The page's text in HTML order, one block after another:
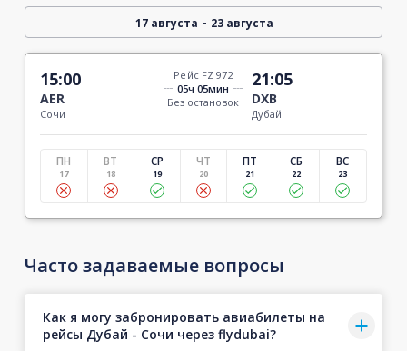
17 августа - 23 августа
15:00
AER
Сочи
Рейс FZ 972
05ч 05мин
Без остановок
21:05
DXB
Дубай
ПН
17
ВТ
18
СР
19
ЧТ
20
ПТ
21
СБ
22
ВС
23
Часто задаваемые вопросы
Как я могу забронировать авиабилеты на
рейсы Дубай - Сочи через flydubai?